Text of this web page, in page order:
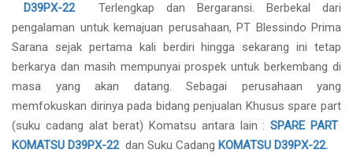
D39PX-22
Terlengkap dan Bergaransi. Berbekal dari
pengalaman untuk kemajuan perusahaan, PT Blessindo Prima
Sarana sejak pertama kali berdiri hingga sekarang ini tetap
berkarya dan masih mempunyai prospek untuk berkembang di
masa yang akan datang. Sebagai perusahaan yang
memfokuskan dirinya pada bidang penjualan Khusus spare part
(suku cadang alat berat) Komatsu antara lain :SPARE PART
KOMATSU D39PX-22dan Suku Cadang KOMATSU D39PX-22.